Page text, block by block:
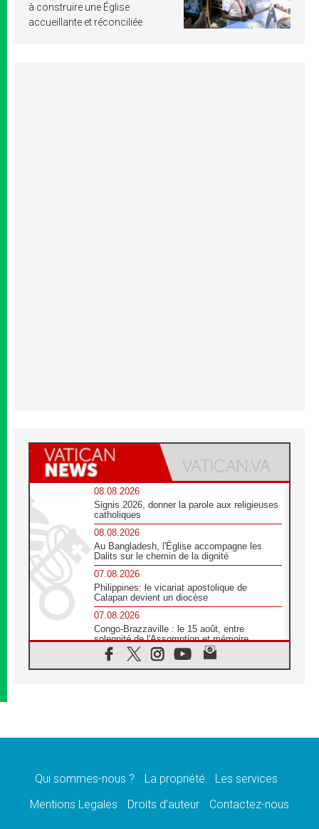
à construire une Église
accueillante et réconciliée
08.08.2026
Signis 2026, donner la parole aux religieuses
catholiques
08.08.2026
Au Bangladesh, l'Église accompagne les
Dalits sur le chemin de la dignité
07.08.2026
Philippines: le vicariat apostolique de
Calapan devient un diocèse
07.08.2026
Congo-Brazzaville : le 15 août, entre
solennité de l'Assomption et mémoire
nationale
07.08.2026
Pape en France dévoilé
1ère Conférence continentale sur l'éducation
Qui sommes-nous ? La propriété
Les services
Mentions Legales
Droits d’auteur Contactez-nous